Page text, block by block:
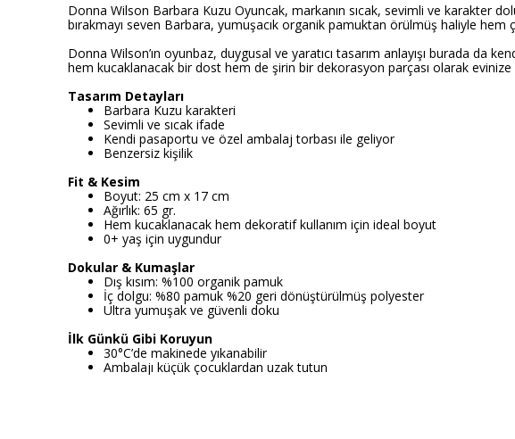
Donna Wilson Barbara Kuzu Oyuncak, markanın sıcak, sevimli ve karakter
bırakmayı seven Barbara, yumuşacık organik pamuktan örülmüş haliyle
Donna Wilson’ın oyunbaz, duygusal ve yaratıcı tasarım anlayışı burada
hem kucaklanacak bir dost hem de şirin bir dekorasyon parçası olarak
Tasarım Detayları
Barbara Kuzu karakteri
Sevimli ve sıcak ifade
Kendi pasaportu ve özel ambalaj torbası ile geliyor
Benzersiz kişilik
Fit & Kesim
Boyut: 25 cm x 17 cm
Ağırlık: 65 gr.
Hem kucaklanacak hem dekoratif kullanım için ideal boyut
0+ yaş için uygundur
Dokular & Kumaşlar
Dış kısım: %100 organik pamuk
İç dolgu: %80 pamuk %20 geri dönüştürülmüş polyester
Ultra yumuşak ve güvenli doku
İlk Günkü Gibi Koruyun
30°C’de makinede yıkanabilir
Ambalajı küçük çocuklardan uzak tutun